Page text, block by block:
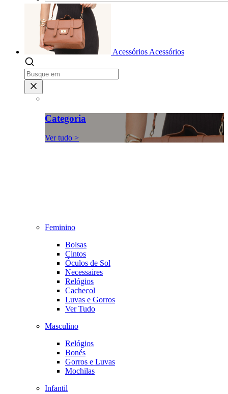
Acessórios Acessórios
Categoria
Ver tudo >
Feminino
Bolsas
Cintos
Óculos de Sol
Necessaires
Relógios
Cachecol
Luvas e Gorros
Ver Tudo
Masculino
Relógios
Bonés
Gorros e Luvas
Mochilas
Infantil